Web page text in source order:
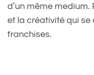
d’un même
et la créativité qui se
franchises.